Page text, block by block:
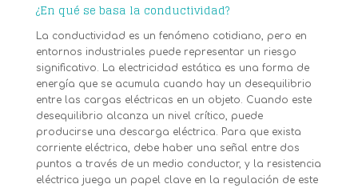
¿En qué se basa la conductividad?
La conductividad es un fenómeno cotidiano, pero en
entornos industriales puede representar un riesgo
significativo. La electricidad estática es una forma de
energía que se acumula cuando hay un desequilibrio
entre las cargas eléctricas en un objeto. Cuando este
desequilibrio alcanza un nivel crítico, puede
producirse una descarga eléctrica. Para que exista
corriente eléctrica, debe haber una señal entre dos
puntos a través de un medio conductor, y la resistencia
eléctrica juega un papel clave en la regulación de este